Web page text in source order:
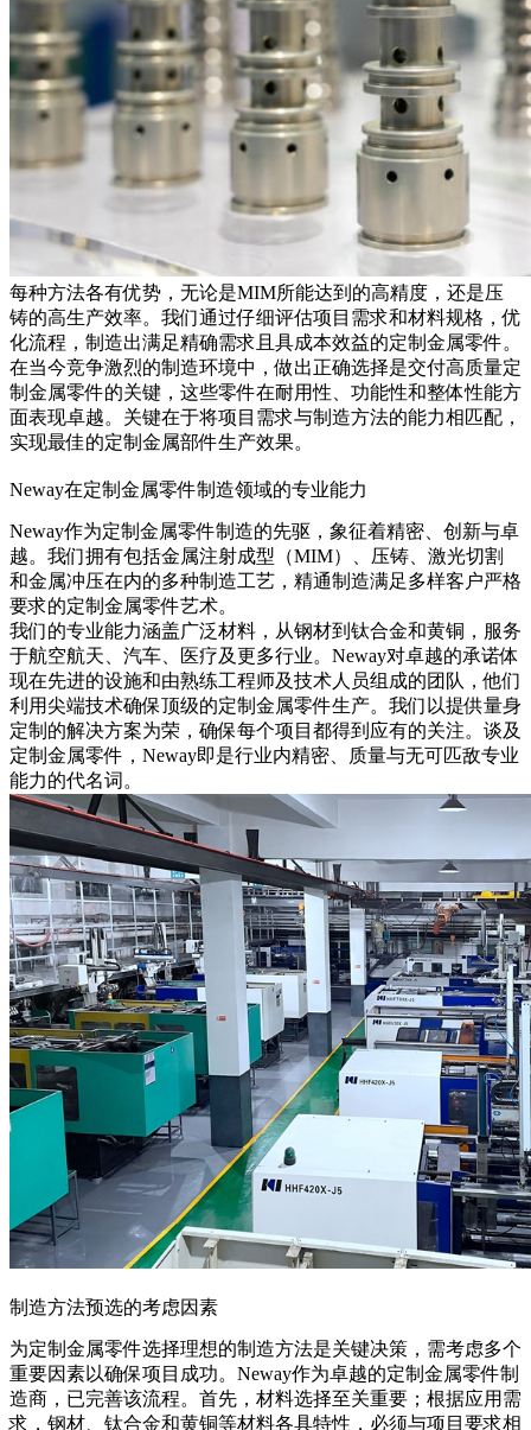
每种方法各有优势，无论是MIM所能达到的高精度，还是压
铸的高生产效率。我们通过仔细评估项目需求和材料规格，优
化流程，制造出满足精确需求且具成本效益的定制金属零件。
在当今竞争激烈的制造环境中，做出正确选择是交付高质量定
制金属零件的关键，这些零件在耐用性、功能性和整体性能方
面表现卓越。关键在于将项目需求与制造方法的能力相匹配，
实现最佳的定制金属部件生产效果。
Neway在定制金属零件制造领域的专业能力
Neway作为定制金属零件制造的先驱，象征着精密、创新与卓
越。我们拥有包括金属注射成型（MIM） 压铸
激光切割
和金属冲压在内的多种制造工艺，精通制造满足多样客户严格
要求的定制金属零件艺术。
我们的专业能力涵盖广泛材料，从钢材到钛合金和黄铜，服务
于航空航天、汽车、医疗及更多行业。Neway对卓越的承诺体
现在先进的设施和由熟练工程师及技术人员组成的团队，他们
利用尖端技术确保顶级的定制金属零件生产。我们以提供量身
定制的解决方案为荣，确保每个项目都得到应有的关注。谈及
定制金属零件，Neway即是行业内精密、质量与无可匹敌专业
能力的代名词。
制造方法预选的考虑因素
为定制金属零件选择理想的制造方法是关键决策，需考虑多个
重要因素以确保项目成功。Neway作为卓越的定制金属零件制
造商，已完善该流程。首先，材料选择至关重要；根据应用需
求，钢材、钛合金和黄铜等材料各具特性，必须与项目要求相